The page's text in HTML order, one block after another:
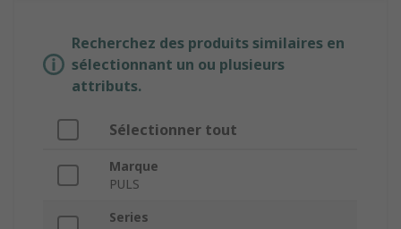
Recherchez des produits similaires en
sélectionnant un ou plusieurs
attributs.
Sélectionner tout
Marque
PULS
Series